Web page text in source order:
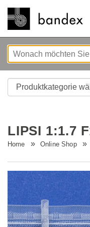
ONLINE SHOP
HIGHLIGHTS
Neue
Wave System
Unternehmen
Firmenrundgang
Nähanleitung
LIPSI 1:1.7
Home Online Shop